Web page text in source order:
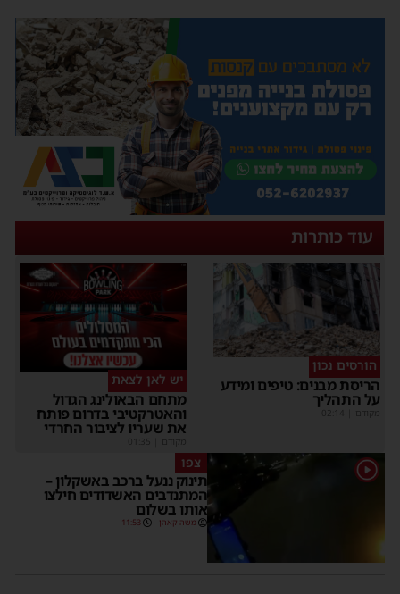
עוד כותרות
הורסים נכון
הריסת מבנים: טיפים ומידע
על התהליך
מקודם
יש לאן לצאת
מתחם הבאולינג הגדול
והאטרקטיבי בדרום פותח
את שעריו לציבור החרדי
מקודם
1 צפו
תינוק ננעל ברכב באשקלון –
המתנדבים האשדודים חילצו
אותו בשלום
משה קאהן 11:53